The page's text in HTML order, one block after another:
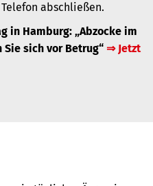
abschließen.
in Hamburg: „Abzocke im
Sie sich vor Betrug“ ⇒ Jetzt